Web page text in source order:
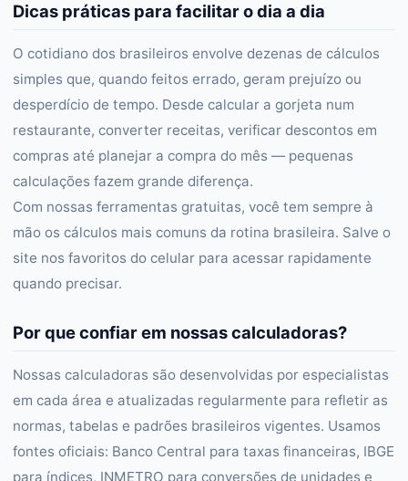
Dicas práticas para facilitar o dia a dia
O cotidiano dos brasileiros envolve dezenas de cálculos
simples que, quando feitos errado, geram prejuízo ou
desperdício de tempo. Desde calcular a gorjeta num
restaurante, converter receitas, verificar descontos em
compras até planejar a compra do mês — pequenas
calculações fazem grande diferença.
Com nossas ferramentas gratuitas, você tem sempre à
mão os cálculos mais comuns da rotina brasileira. Salve o
site nos favoritos do celular para acessar rapidamente
quando precisar.
Por que confiar em nossas calculadoras?
Nossas calculadoras são desenvolvidas por especialistas
em cada área e atualizadas regularmente para refletir as
normas, tabelas e padrões brasileiros vigentes. Usamos
fontes oficiais: Banco Central para taxas financeiras, IBGE
para índices, INMETRO para conversões de unidades e